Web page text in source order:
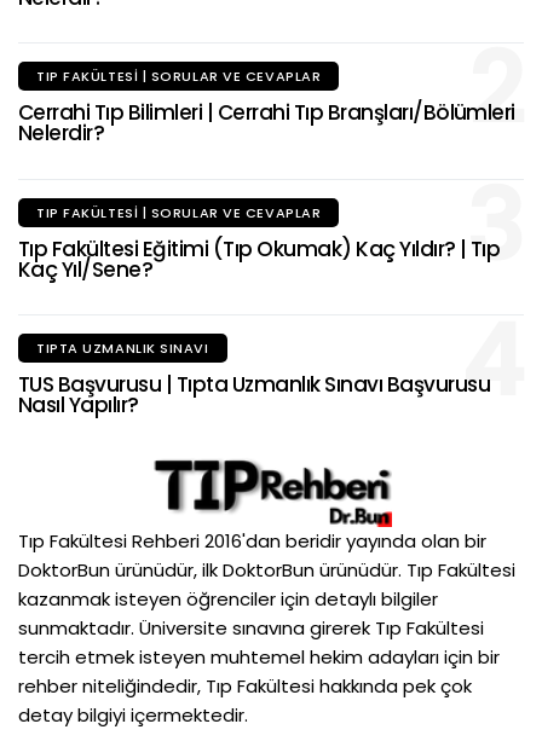
2
TIP FAKÜLTESI | SORULAR VE CEVAPLAR
Cerrahi Tıp Bilimleri | Cerrahi Tıp Branşları/Bölümleri
Nelerdir?
3
TIP FAKÜLTESI | SORULAR VE CEVAPLAR
Tıp Fakültesi Eğitimi (Tıp Okumak) Kaç Yıldır? | Tıp
Kaç Yıl/Sene?
4
TIPTA UZMANLIK SINAVI
TUS Başvurusu | Tıpta Uzmanlık Sınavı Başvurusu
Nasıl Yapılır?
Tıp Fakültesi Rehberi 2016'dan beridir yayında olan bir
DoktorBun ürünüdür, ilk DoktorBun ürünüdür. Tıp Fakültesi
kazanmak isteyen öğrenciler için detaylı bilgiler
sunmaktadır. Üniversite sınavına girerek Tıp Fakültesi
tercih etmek isteyen muhtemel hekim adayları için bir
rehber niteliğindedir, Tıp Fakültesi hakkında pek çok
detay bilgiyi içermektedir.